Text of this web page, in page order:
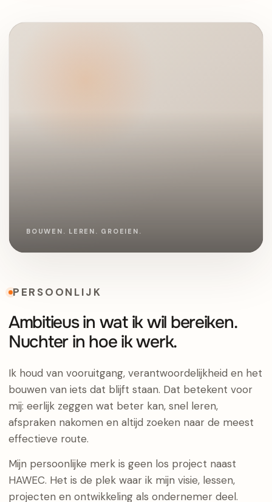
PERSOONLIJK
Ambitieus in wat ik wil bereiken.
Nuchter in hoe ik werk.
Ik houd van vooruitgang, verantwoordelijkheid en het
bouwen van iets dat blijft staan. Dat betekent voor
mij: eerlijk zeggen wat beter kan, snel leren,
afspraken nakomen en altijd zoeken naar de meest
effectieve route.
Mijn persoonlijke merk is geen los project naast
HAWEC. Het is de plek waar ik mijn visie, lessen,
projecten en ontwikkeling als ondernemer deel.